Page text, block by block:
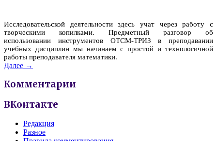
Исследовательской деятельности здесь учат через работу с
творческими копилками. Предметный разговор об
использовании инструментов ОТСМ-ТРИЗ в преподавании
учебных дисциплин мы начинаем с простой и технологичной
работы преподавателя математики.
Далее →
Комментарии
ВКонтакте
Редакция
Разное